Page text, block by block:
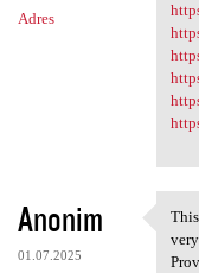
Adres
Anonim
01.07.2025